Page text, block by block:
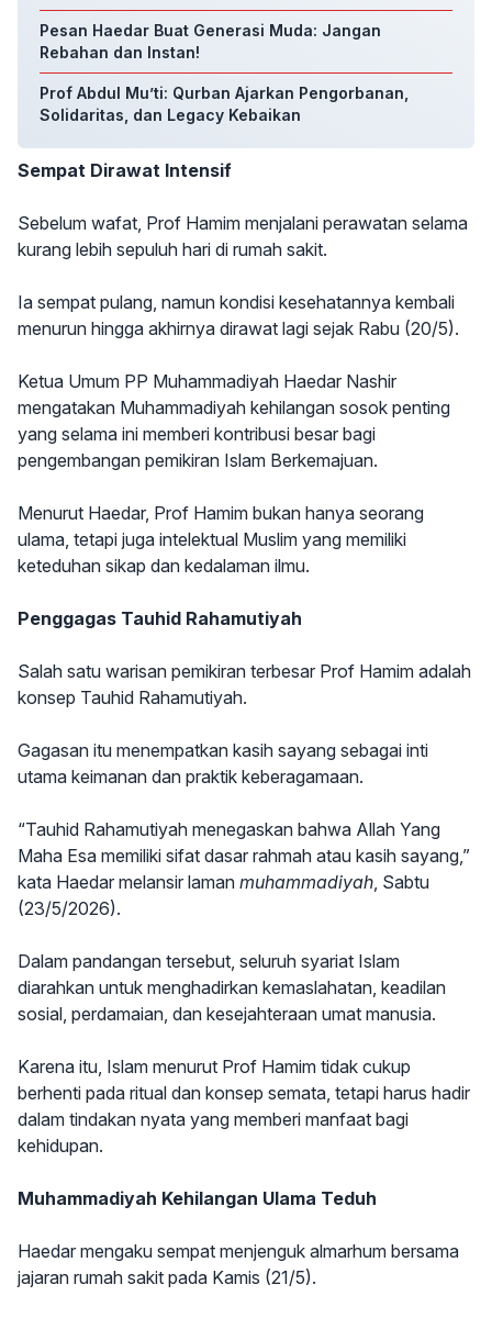
Pesan Haedar Buat Generasi Muda: Jangan
Rebahan dan Instan!
Prof Abdul Mu’ti: Qurban Ajarkan Pengorbanan,
Solidaritas, dan Legacy Kebaikan
Sempat Dirawat Intensif
Sebelum wafat, Prof Hamim menjalani perawatan selama
kurang lebih sepuluh hari di rumah sakit.
Ia sempat pulang, namun kondisi kesehatannya kembali
menurun hingga akhirnya dirawat lagi sejak Rabu (20/5).
Ketua Umum PP Muhammadiyah Haedar Nashir
mengatakan Muhammadiyah kehilangan sosok penting
yang selama ini memberi kontribusi besar bagi
pengembangan pemikiran Islam Berkemajuan.
Menurut Haedar, Prof Hamim bukan hanya seorang
ulama, tetapi juga intelektual Muslim yang memiliki
keteduhan sikap dan kedalaman ilmu.
Penggagas Tauhid Rahamutiyah
Salah satu warisan pemikiran terbesar Prof Hamim adalah
konsep Tauhid Rahamutiyah.
Gagasan itu menempatkan kasih sayang sebagai inti
utama keimanan dan praktik keberagamaan.
“Tauhid Rahamutiyah menegaskan bahwa Allah Yang
Maha Esa memiliki sifat dasar rahmah atau kasih sayang,”
kata Haedar melansir laman muhammadiyah, Sabtu
(23/5/2026).
Dalam pandangan tersebut, seluruh syariat Islam
diarahkan untuk menghadirkan kemaslahatan, keadilan
sosial, perdamaian, dan kesejahteraan umat manusia.
Karena itu, Islam menurut Prof Hamim tidak cukup
berhenti pada ritual dan konsep semata, tetapi harus hadir
dalam tindakan nyata yang memberi manfaat bagi
kehidupan.
Muhammadiyah Kehilangan Ulama Teduh
Haedar mengaku sempat menjenguk almarhum bersama
jajaran rumah sakit pada Kamis (21/5).